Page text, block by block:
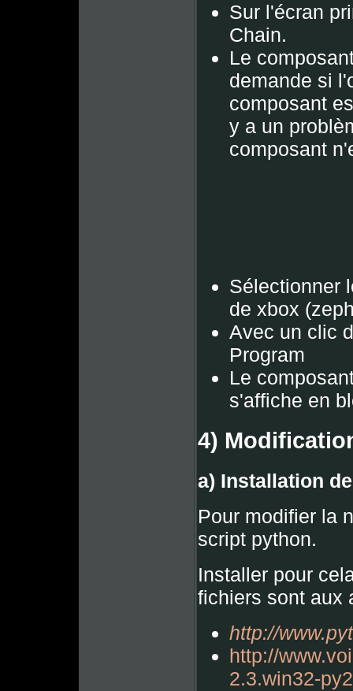
Sur l'écran
Chain.
Le
demande si
composant
y a un
composant
Sélectionner
de xbox
Avec un clic
Program
Le
s'affiche en
4)
a) Installation
Pour modifier la
script python.
Installer pour
fichiers sont aux
http://
http://
2.3.win32-